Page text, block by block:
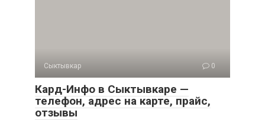
Сыктывкар 0
Кард-Инфо в Сыктывкаре —
телефон, адрес на карте, прайс,
отзывы